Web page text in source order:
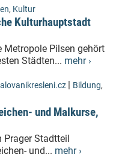
, Kultur
Kulturhauptstadt
Metropole Pilsen gehört
Städten... mehr ›
| Bildung,
und Malkurse,
Prager Stadtteil
und... mehr ›